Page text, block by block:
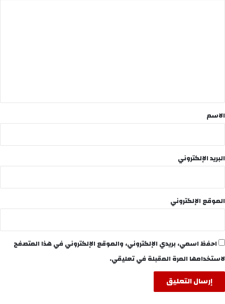
*
الاسم
البريد الإلكتروني
الموقع الإلكتروني
احفظ اسمي، بريدي الإلكتروني، والموقع الإلكتروني في هذا المتصفح
لاستخدامها المرة المقبلة في تعليقي.